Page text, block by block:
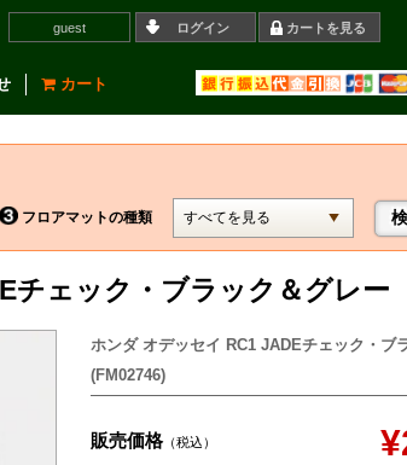
guest ログイン カートを見る
カート
フロアマットの種類
チェック・ブラック＆グレー
ホンダ オデッセイ RC1 JADEチェック・ブ
(FM02746)
販売価格（税込）